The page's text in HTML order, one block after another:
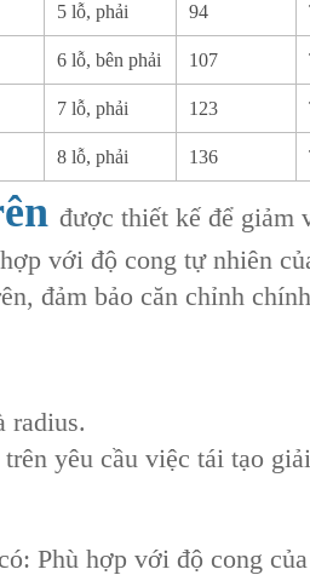
5 lỗ, phải 94
6 lỗ, bên phải 107
7 lỗ, phải 123
8 lỗ, phải 136
được thiết kế để giảm
với độ cong tự nhiên
đảm bảo căn chỉnh
radius.
yêu cầu việc tái tạo
Phù hợp với độ cong